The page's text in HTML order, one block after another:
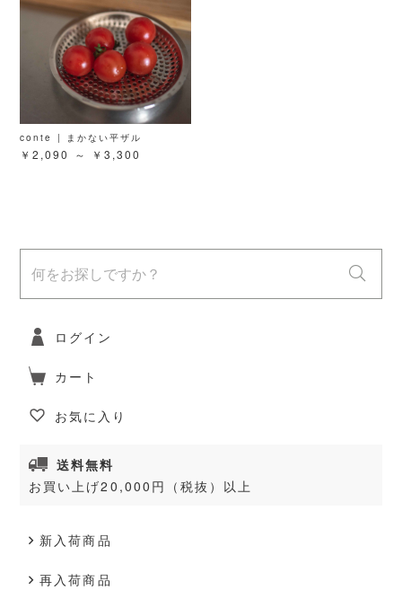
ログイン
カート
お気に入り
送料無料
お買い上げ20,000円（税抜）以上
新入荷商品
再入荷商品
conte | まかない平ザル
￥2,090 ～ ￥3,300